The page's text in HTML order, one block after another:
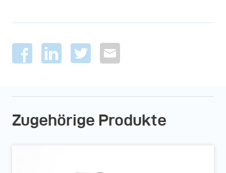
Zugehörige Produkte